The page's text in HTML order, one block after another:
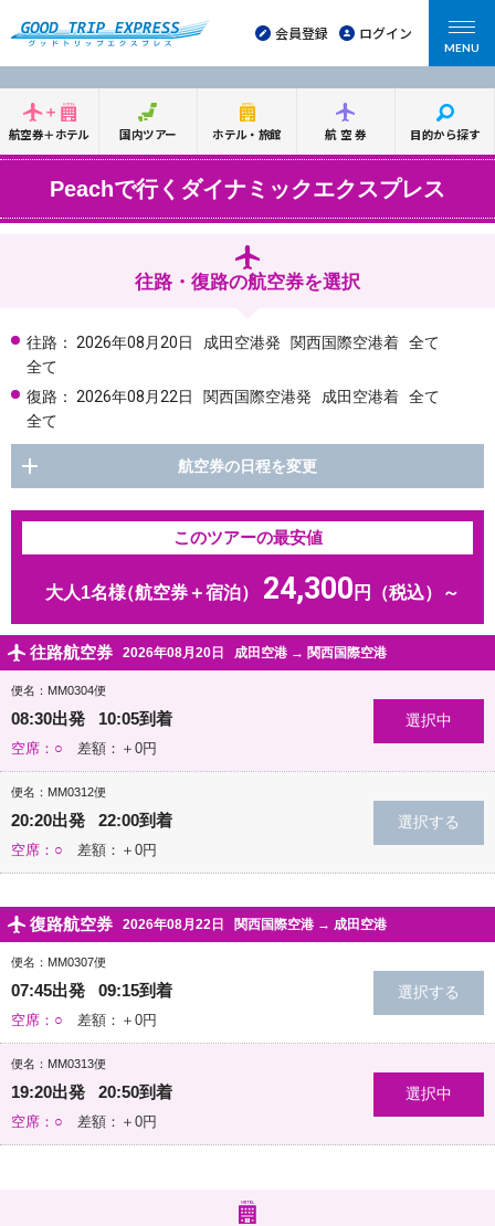
会員登録 ログイン
MENU
航空券＋ホテル 国内ツアー ホテル・旅館 航空券 目的から探す
Peachで行くダイナミックエクスプレス
往路・復路の航空券を選択
往路： 2026年08月20日 成田空港発 関西国際空港着 全て
全て
復路： 2026年08月22日 関西国際空港発 成田空港着 全て
全て
航空券の日程を変更
このツアーの最安値
大人1名様（航空券＋宿泊） 24,300 円（税込）～
往路航空券 2026年08月20日 成田空港 → 関西国際空港
便名：MM0304便
08:30出発 10:05到着
空席：○ 差額：＋0円
便名：MM0312便
20:20出発 22:00到着
空席：○ 差額：＋0円
復路航空券 2026年08月22日 関西国際空港 → 成田空港
便名：MM0307便
07:45出発 09:15到着
空席：○ 差額：＋0円
便名：MM0313便
19:20出発 20:50到着
空席：○ 差額：＋0円